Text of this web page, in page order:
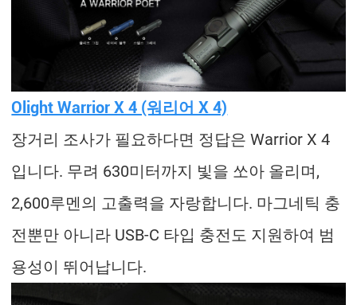
Olight Warrior X 4 (워리어 X 4)
장거리 조사가 필요하다면 정답은 Warrior X 4
입니다. 무려 630미터까지 빛을 쏘아 올리며,
2,600루멘의 고출력을 자랑합니다. 마그네틱 충
전뿐만 아니라 USB-C 타입 충전도 지원하여 범
용성이 뛰어납니다.